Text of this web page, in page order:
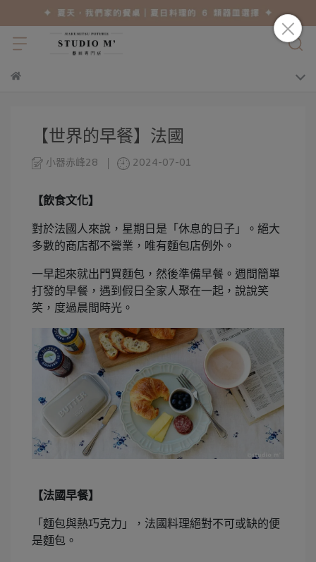
【世界的早餐】法國
小器赤峰28 2024-07-01
【飲食文化】
對於法國人來說，星期日是「休息的日子」。絕大
多數的商店都不營業，唯有麵包店例外。
一早起來就出門買麵包，然後準備早餐。週間簡單
打發的早餐，遇到假日全家人聚在一起，說說笑
笑，度過晨間時光。
【法國早餐】
「麵包與熱巧克力」，法國料理絕對不可或缺的便
是麵包。